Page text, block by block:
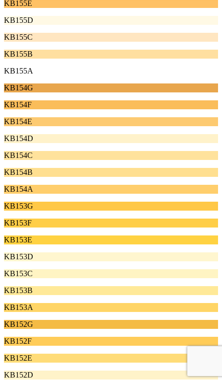
KB155E
KB155D
KB155C
KB155B
KB155A
KB154G
KB154F
KB154E
KB154D
KB154C
KB154B
KB154A
KB153G
KB153F
KB153E
KB153D
KB153C
KB153B
KB153A
KB152G
KB152F
KB152E
KB152D